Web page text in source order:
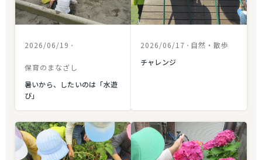
2026/06/19 •
保育のまなざし
暑いから、したいのは「水遊
び」
2026/06/17 • 自然・散歩
チャレンジ